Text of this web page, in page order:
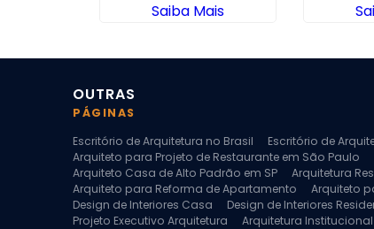
Saiba Mais
OUTRAS
PÁGINAS
Escritório de Arquitetura no Brasil
Escritório de
Arquiteto para Projeto de Restaurante em São Paulo
Arquiteto Casa de Alto Padrão em SP
Arquitetura
Arquiteto para Reforma de Apartamento
Arquiteto
Design de Interiores Casa
Design de Interiores
Projeto Executivo Arquitetura
Arquitetura Institucional